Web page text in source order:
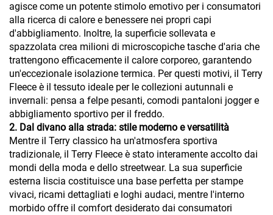
agisce come un potente stimolo emotivo per i consumatori
alla ricerca di calore e benessere nei propri capi
d'abbigliamento. Inoltre, la superficie sollevata e
spazzolata crea milioni di microscopiche tasche d'aria che
trattengono efficacemente il calore corporeo, garantendo
un'eccezionale isolazione termica. Per questi motivi, il Terry
Fleece è il tessuto ideale per le collezioni autunnali e
invernali: pensa a felpe pesanti, comodi pantaloni jogger e
abbigliamento sportivo per il freddo.
2. Dal divano alla strada: stile moderno e versatilità
Mentre il Terry classico ha un'atmosfera sportiva
tradizionale, il Terry Fleece è stato interamente accolto dai
mondi della moda e dello streetwear. La sua superficie
esterna liscia costituisce una base perfetta per stampe
vivaci, ricami dettagliati e loghi audaci, mentre l'interno
morbido offre il comfort desiderato dai consumatori